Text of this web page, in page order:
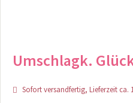
Umschlagk.
Sofort versandfertig, Lieferzeit ca.